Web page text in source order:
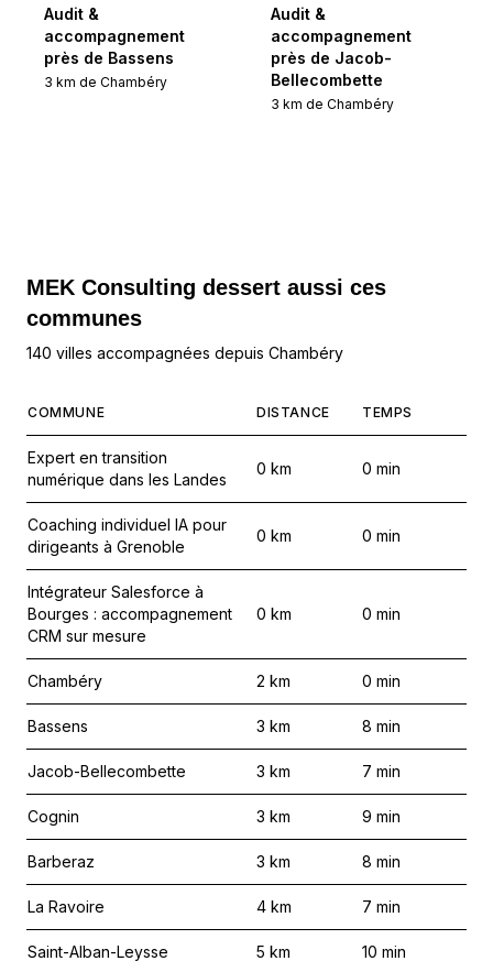
Audit &
accompagnement
près de Bassens
3 km de Chambéry
Audit &
accompagnement
près de Jacob-
Bellecombette
3 km de Chambéry
MEK Consulting dessert aussi ces
communes
140 villes accompagnées depuis Chambéry
COMMUNE DISTANCE TEMPS
Expert en transition
numérique dans les Landes
0 km 0 min
Coaching individuel IA pour
dirigeants à Grenoble
0 km 0 min
Intégrateur Salesforce à
Bourges : accompagnement
CRM sur mesure
0 km 0 min
Chambéry 2 km 0 min
Bassens 3 km 8 min
Jacob-Bellecombette 3 km 7 min
Cognin 3 km 9 min
Barberaz 3 km 8 min
La Ravoire 4 km 7 min
Saint-Alban-Leysse 5 km 10 min